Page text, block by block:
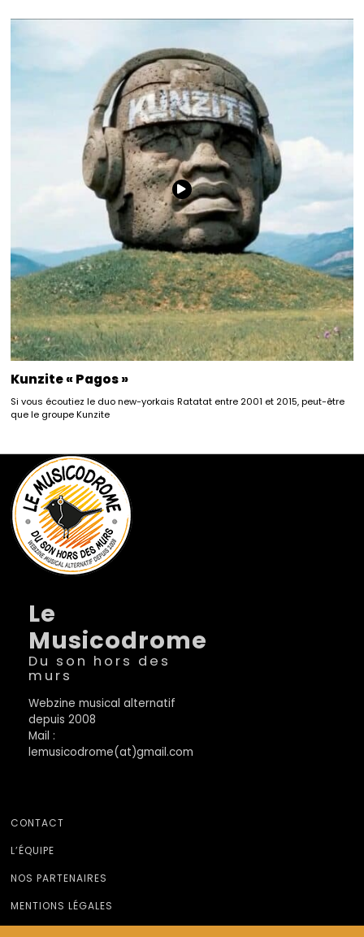
Kunzite « Pagos »
Si vous écoutiez le duo new-yorkais Ratatat entre 2001 et 2015, peut-être
que le groupe Kunzite
Le
Musicodrome
Du son hors des
murs
Webzine musical alternatif
depuis 2008
Mail :
lemusicodrome(at)gmail.com
CONTACT
L’ÉQUIPE
NOS PARTENAIRES
MENTIONS LÉGALES